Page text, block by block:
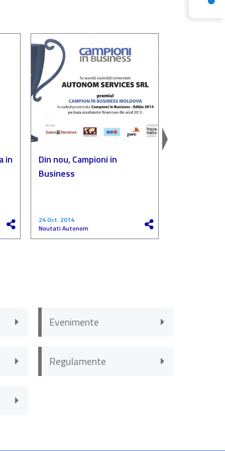
in
Din nou, Campioni in
Business
24 Oct. 2014
Noutati Autonom
Evenimente
Regulamente